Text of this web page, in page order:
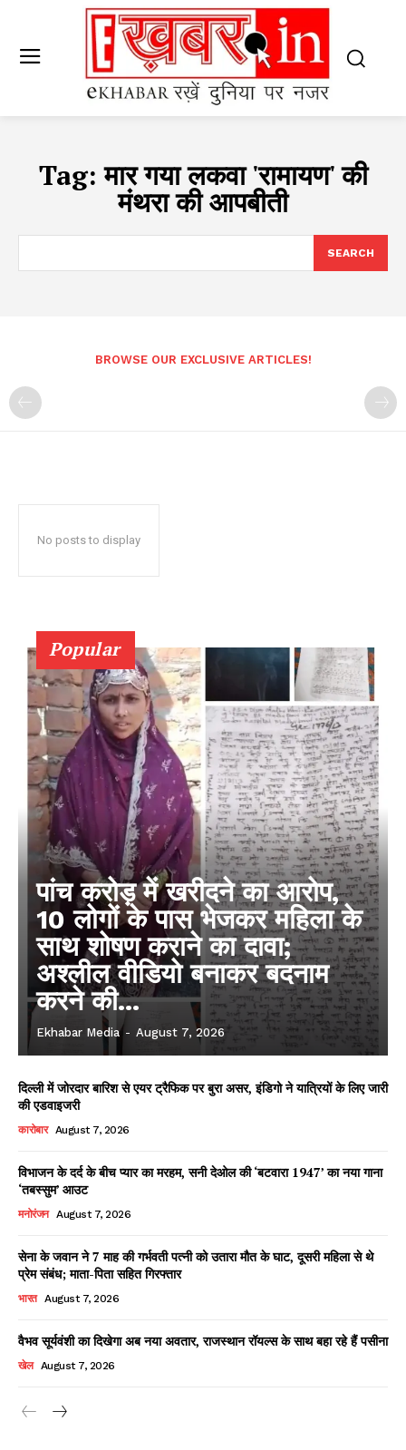
Tag:मार गया लकवा 'रामायण' की
मंथरा की आपबीती
SEARCH
BROWSE OUR EXCLUSIVE ARTICLES!
No posts to display
Popular
पांच करोड़ में खरीदने का आरोप,
10 लोगों के पास भेजकर महिला के
साथ शोषण कराने का दावा;
अश्लील वीडियो बनाकर बदनाम
करने की...
Ekhabar Media - August 7, 2026
दिल्ली में जोरदार बारिश से एयर ट्रैफिक पर बुरा असर, इंडिगो ने यात्रियों के लिए जारी
की एडवाइजरी
कारोबार August 7, 2026
विभाजन के दर्द के बीच प्यार का मरहम, सनी देओल की ‘बटवारा 1947’ का नया गाना
‘तबस्सुम’ आउट
मनोरंजन August 7, 2026
सेना के जवान ने 7 माह की गर्भवती पत्नी को उतारा मौत के घाट, दूसरी महिला से थे
प्रेम संबंध; माता-पिता सहित गिरफ्तार
भारत August 7, 2026
वैभव सूर्यवंशी का दिखेगा अब नया अवतार, राजस्थान रॉयल्स के साथ बहा रहे हैं पसीना
खेल August 7, 2026